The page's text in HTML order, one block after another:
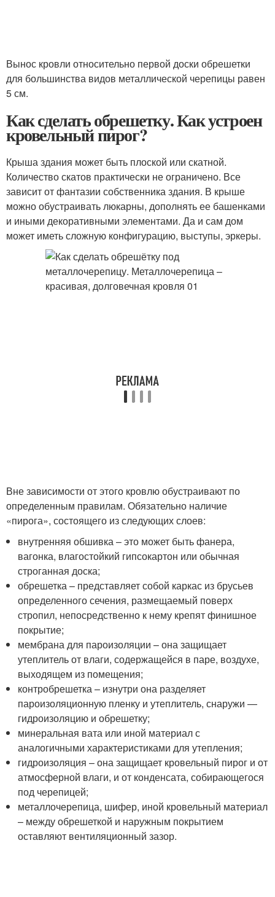
Вынос кровли относительно первой доски обрешетки
для большинства видов металлической черепицы равен
5 см.
Как сделать обрешетку. Как устроен
кровельный пирог?
Крыша здания может быть плоской или скатной.
Количество скатов практически не ограничено. Все
зависит от фантазии собственника здания. В крыше
можно обустраивать люкарны, дополнять ее башенками
и иными декоративными элементами. Да и сам дом
может иметь сложную конфигурацию, выступы, эркеры.
Вне зависимости от этого кровлю обустраивают по
определенным правилам. Обязательно наличие
«пирога», состоящего из следующих слоев:
внутренняя обшивка – это может быть фанера,
вагонка, влагостойкий гипсокартон или обычная
строганная доска;
обрешетка – представляет собой каркас из брусьев
определенного сечения, размещаемый поверх
стропил, непосредственно к нему крепят финишное
покрытие;
мембрана для пароизоляции – она защищает
утеплитель от влаги, содержащейся в паре, воздухе,
выходящем из помещения;
контробрешетка – изнутри она разделяет
пароизоляционную пленку и утеплитель, снаружи —
гидроизоляцию и обрешетку;
минеральная вата или иной материал с
аналогичными характеристиками для утепления;
гидроизоляция – она защищает кровельный пирог и от
атмосферной влаги, и от конденсата, собирающегося
под черепицей;
металлочерепица, шифер, иной кровельный материал
– между обрешеткой и наружным покрытием
оставляют вентиляционный зазор.